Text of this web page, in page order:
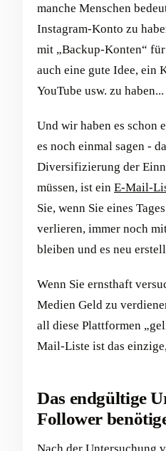
manche Menschen
Instagram-Konto zu
mit „Backup-Konten“
auch eine gute Idee, ein
YouTube usw. zu haben...
Und wir haben es schon
es noch einmal sagen -
Diversifizierung der
müssen, ist ein E-Mail-
Sie, wenn Sie eines
verlieren, immer noch
bleiben und es neu
Wenn Sie ernsthaft
Medien Geld zu
all diese Plattformen
Mail-Liste ist das
Das endgültige
Follower